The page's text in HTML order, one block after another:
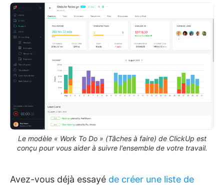
Le modèle « Work To Do » (Tâches à faire) de ClickUp est
conçu pour vous aider à suivre l'ensemble de votre travail.
Avez-vous déjà essayé de créer une liste de